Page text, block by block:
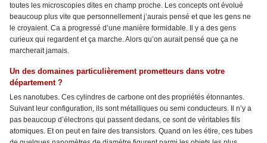
toutes les microscopies dites en champ proche. Les concepts ont évolué
beaucoup plus vite que personnellement j’aurais pensé et que les gens ne
le croyaient. Ca a progressé d’une manière formidable. Il y a des gens
curieux qui regardent et ça marche. Alors qu’on aurait pensé que ça ne
marcherait jamais.
Un des domaines particulièrement prometteurs dans votre
département ?
Les nanotubes. Ces cylindres de carbone ont des propriétés étonnantes.
Suivant leur configuration, ils sont métalliques ou semi conducteurs. Il n’y a
pas beaucoup d’électrons qui passent dedans, ce sont de véritables fils
atomiques. Et on peut en faire des transistors. Quand on les étire, ces tubes